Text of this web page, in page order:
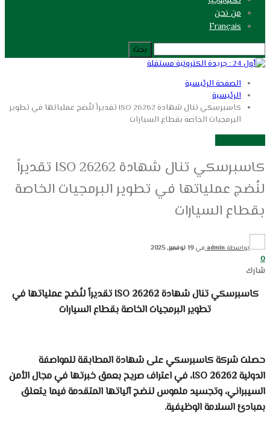
من نحن
Français
الصفحة الرئيسية
الرئيسية
كاسبرسكي تنال شهادة ISO 26262 تقديراً لنُضج عملياتها في تطوير
البرمجيات الخاصة بقطاع السيارات
كاسبرسكي تنال شهادة ISO 26262 تقديراً
لنُضج عملياتها في تطوير البرمجيات الخاصة
بقطاع السيارات
بواسطةadmin في19 نوفمبر, 2025
0
شارك
كاسبرسكي تنال شهادةISO 26262 تقديراً لنُضج عملياتها في
تطوير البرمجيات الخاصة بقطاع السيارات
حصلت شركة كاسبرسكي على شهادة المطابقة للمواصفة
الدوليةISO 26262، في اعتراف صريح بعمق خبرتها في مجال الأمن
السيبراني، وتجسيد ملموس لنضج آلياتها المتقدمة فيما يتعلق
بمبادئ السلامة الوظيفية.